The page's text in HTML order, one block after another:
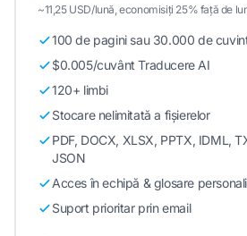
~11,25 USD/lună, economisiți 25% față de
100 de pagini sau 30.000 de
$0.005/cuvânt Traducere AI
120+ limbi
Stocare nelimitată a fișierelor
PDF, DOCX, XLSX, PPTX, IDML,
JSON
Acces în echipă & glosare
Suport prioritar prin email